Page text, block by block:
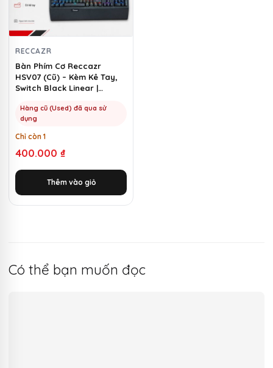
RECCAZR
Bàn Phím Cơ Reccazr
HSV07 (Cũ) – Kèm Kê Tay,
Switch Black Linear |
Hàng cũ (Used) đã qua sử
dụng
Chỉ còn 1
400.000 ₫
Thêm vào giỏ
Có thể bạn muốn đọc